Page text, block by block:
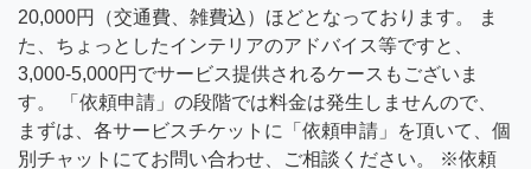
20,000円（交通費、雑費込）ほどとなっております。 ま
た、ちょっとしたインテリアのアドバイス等ですと、
3,000-5,000円でサービス提供されるケースもございま
す。 「依頼申請」の段階では料金は発生しませんので、
まずは、各サービスチケットに「依頼申請」を頂いて、個
別チャットにてお問い合わせ、ご相談ください。 ※依頼